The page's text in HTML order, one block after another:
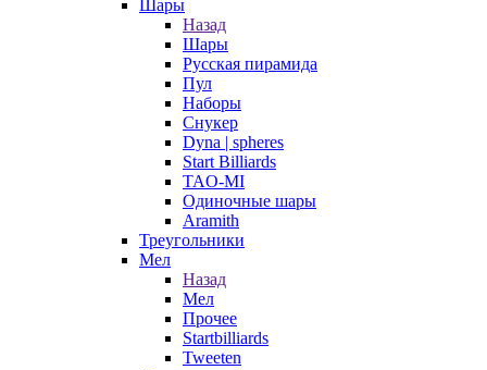
Шары
Назад
Шары
Русская пирамида
Пул
Наборы
Снукер
Dyna | spheres
Start Billiards
TAO-MI
Одиночные шары
Aramith
Треугольники
Мел
Назад
Мел
Прочее
Startbilliards
Tweeten